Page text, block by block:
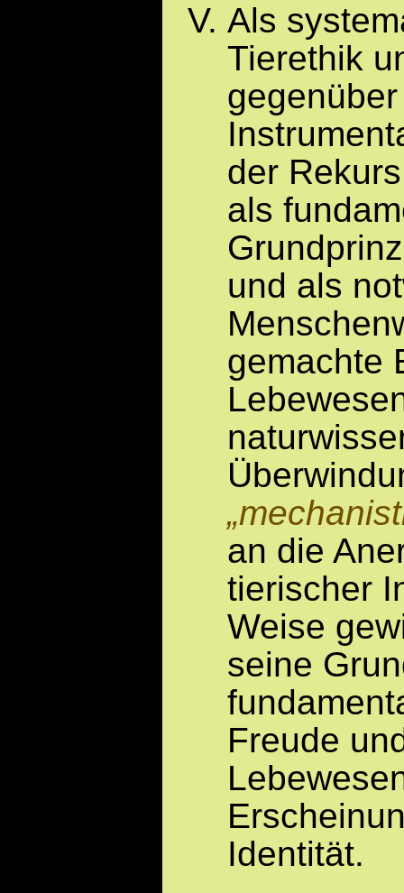
Als
Tierethik
der
als
und als
gemachte
an die
tierischer
Weise
seine
Freude
Identität.